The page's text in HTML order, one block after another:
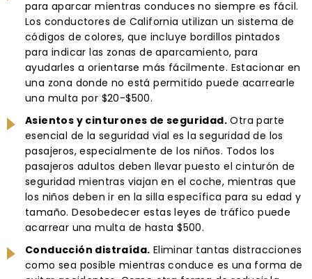
para aparcar mientras conduces no siempre es fácil.
Los conductores de California utilizan un sistema de
códigos de colores, que incluye bordillos pintados
para indicar las zonas de aparcamiento, para
ayudarles a orientarse más fácilmente. Estacionar en
una zona donde no está permitido puede acarrearle
una multa por $20-$500.
Asientos y cinturones de seguridad. Otra parte
esencial de la seguridad vial es la seguridad de los
pasajeros, especialmente de los niños. Todos los
pasajeros adultos deben llevar puesto el cinturón de
seguridad mientras viajan en el coche, mientras que
los niños deben ir en la silla específica para su edad y
tamaño. Desobedecer estas leyes de tráfico puede
acarrear una multa de hasta $500.
Conducción distraída. Eliminar tantas distracciones
como sea posible mientras conduce es una forma de